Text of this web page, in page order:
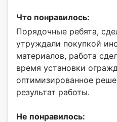
Что понравилось:
Порядочные ребята,
утруждали покупкой
материалов, работа
время установки
оптимизированное
результат работы.
Не понравилось: